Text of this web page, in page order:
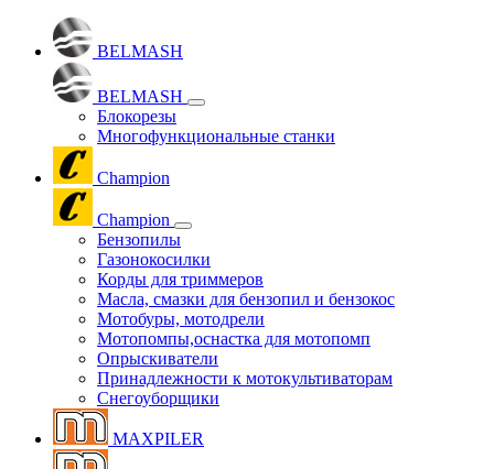
BELMASH
BELMASH
Блокорезы
Многофункциональные станки
Champion
Champion
Бензопилы
Газонокосилки
Корды для триммеров
Масла, смазки для бензопил и бензокос
Мотобуры, мотодрели
Мотопомпы,оснастка для мотопомп
Опрыскиватели
Принадлежности к мотокультиваторам
Снегоуборщики
MAXPILER